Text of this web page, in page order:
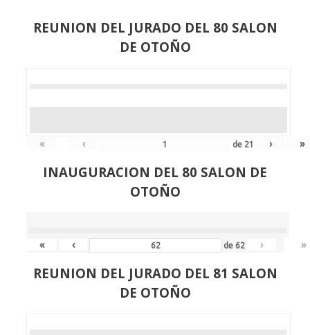
REUNION DEL JURADO DEL 80 SALON
DE OTOÑO
« ‹ de 21 › »
INAUGURACION DEL 80 SALON DE
OTOÑO
« ‹ de 62 › »
REUNION DEL JURADO DEL 81 SALON
DE OTOÑO